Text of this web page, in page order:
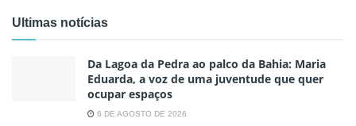
Ultimas notícias
Da Lagoa da Pedra ao palco da Bahia: Maria
Eduarda, a voz de uma juventude que quer
ocupar espaços
6 DE AGOSTO DE 2026